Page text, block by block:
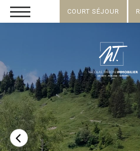
COURT SÉJOUR